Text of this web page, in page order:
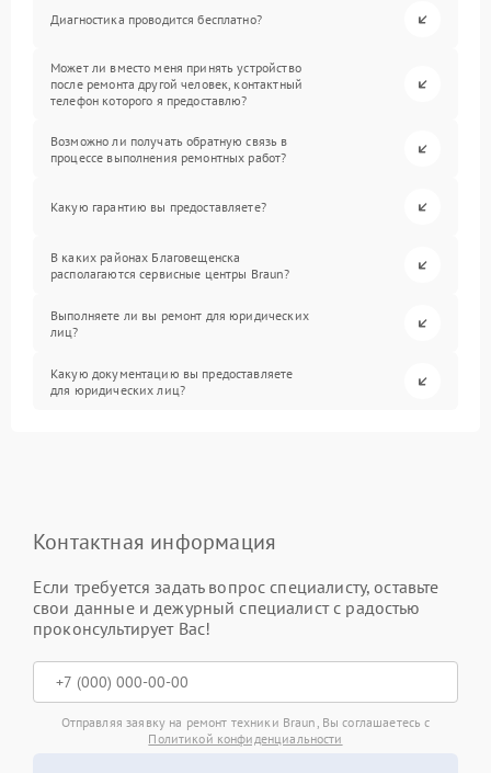
Диагностика проводится бесплатно?
Может ли вместо меня принять устройство
после ремонта другой человек, контактный
телефон которого я предоставлю?
Возможно ли получать обратную связь в
процессе выполнения ремонтных работ?
Какую гарантию вы предоставляете?
В каких районах Благовещенска
располагаются сервисные центры Braun?
Выполняете ли вы ремонт для юридических
лиц?
Какую документацию вы предоставляете
для юридических лиц?
Контактная информация
Если требуется задать вопрос специалисту, оставьте
свои данные и дежурный специалист с радостью
проконсультирует Вас!
Отправляя заявку на ремонт техники Braun, Вы соглашаетесь с
Политикой конфиденциальности